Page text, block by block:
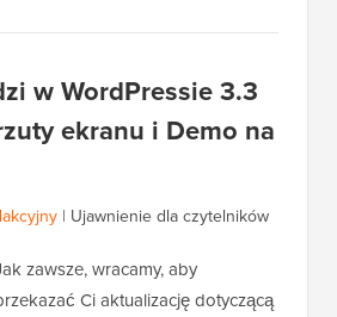
w WordPressie 3.3
ekranu i Demo na
| Ujawnienie dla czytelników
zawsze, wracamy, aby
Ci aktualizację dotyczącą